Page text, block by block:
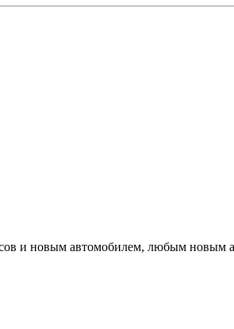
и новым автомобилем, любым новым